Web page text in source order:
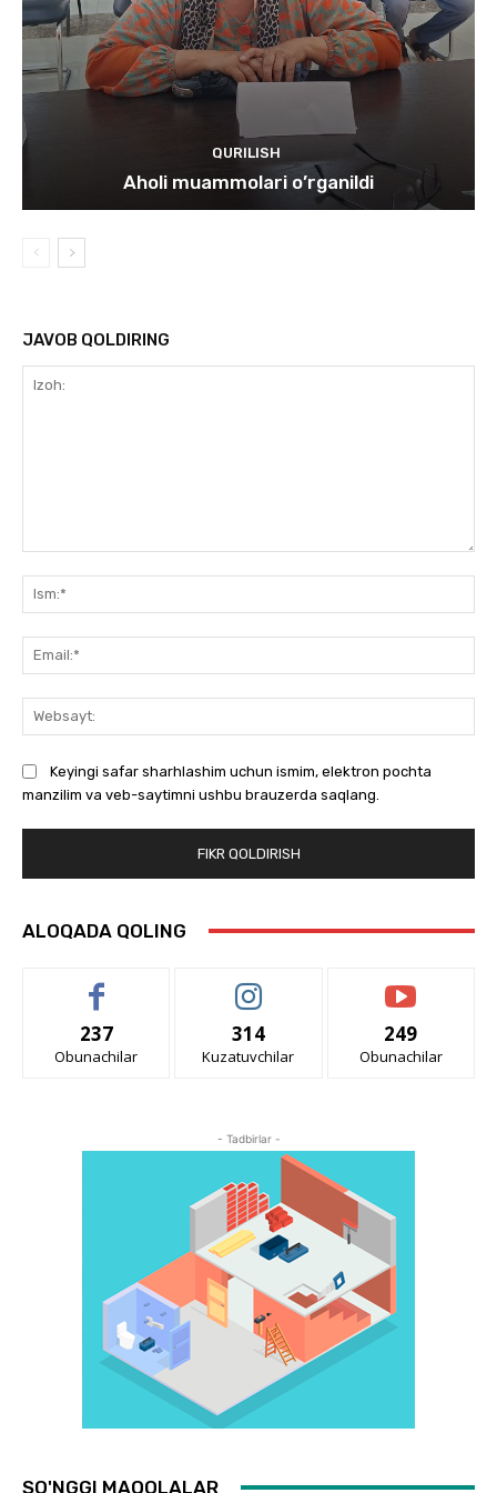
QURILISH
Aholi muammolari o’rganildi
JAVOB QOLDIRING
Keyingi safar sharhlashim uchun ismim, elektron pochta
manzilim va veb-saytimni ushbu brauzerda saqlang.
ALOQADA QOLING
237
Obunachilar
314
Kuzatuvchilar
249
Obunachilar
- Tadbirlar -
SO'NGGI MAQOLALAR